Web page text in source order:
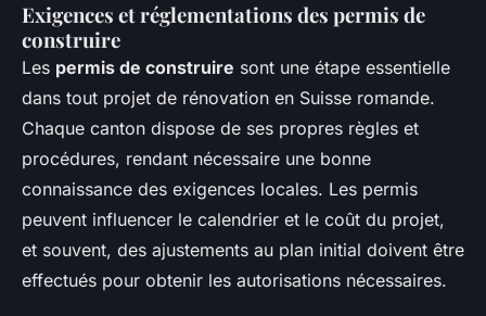
Exigences et réglementations des permis de
construire
Les permis de construire sont une étape essentielle
dans tout projet de rénovation en Suisse romande.
Chaque canton dispose de ses propres règles et
procédures, rendant nécessaire une bonne
connaissance des exigences locales. Les permis
peuvent influencer le calendrier et le coût du projet,
et souvent, des ajustements au plan initial doivent être
effectués pour obtenir les autorisations nécessaires.